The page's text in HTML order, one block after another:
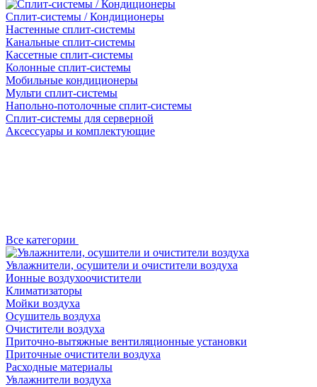
Сплит-системы / Кондиционеры
Настенные сплит-системы
Канальные сплит-системы
Кассетные сплит-системы
Колонные сплит-системы
Мобильные кондиционеры
Мульти сплит-системы
Напольно-потолочные сплит-системы
Сплит-системы для серверной
Аксессуары и комплектующие
Все категории
Увлажнители, осушители и очистители воздуха
Ионные воздухоочистители
Климатизаторы
Мойки воздуха
Осушитель воздуха
Очистители воздуха
Приточно-вытяжные вентиляционные установки
Приточные очистители воздуха
Расходные материалы
Увлажнители воздуха